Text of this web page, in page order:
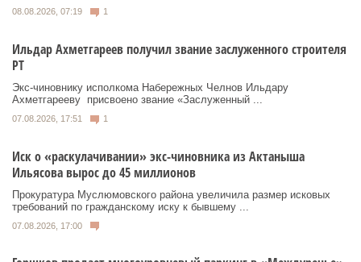
08.08.2026, 07:19 1
Ильдар Ахметгареев получил звание заслуженного строителя
РТ
Экс‑чиновнику исполкома Набережных Челнов Ильдару
Ахметгарееву присвоено звание «Заслуженный ...
07.08.2026, 17:51 1
Иск о «раскулачивании» экс-чиновника из Актаныша
Ильясова вырос до 45 миллионов
Прокуратура Муслюмовского района увеличила размер исковых
требований по гражданскому иску к бывшему ...
07.08.2026, 17:00